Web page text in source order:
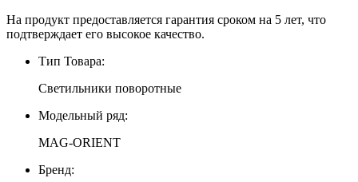
На продукт предоставляется гарантия сроком на 5 лет, что
подтверждает его высокое качество.
Тип Товара:
Светильники поворотные
Модельный ряд:
MAG-ORIENT
Бренд: